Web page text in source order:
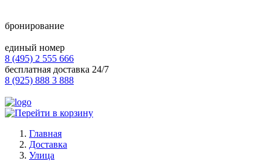
бронирование
единый номер
8 (495) 2 555 666
бесплатная доставка 24/7
8 (925) 888 3 888
Главная
Доставка
Улица